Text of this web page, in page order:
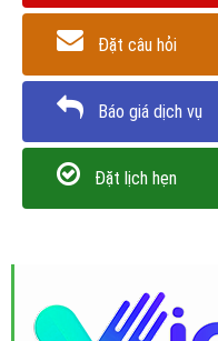
Đặt câu hỏi
Báo giá dịch vụ
Đặt lịch hẹn